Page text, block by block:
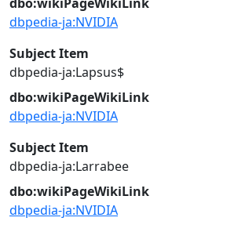
dbpedia-ja:NVIDIA
Subject Item
dbpedia-ja:Lapsus$
dbo:wikiPageWikiLink
dbpedia-ja:NVIDIA
Subject Item
dbpedia-ja:Larrabee
dbo:wikiPageWikiLink
dbpedia-ja:NVIDIA